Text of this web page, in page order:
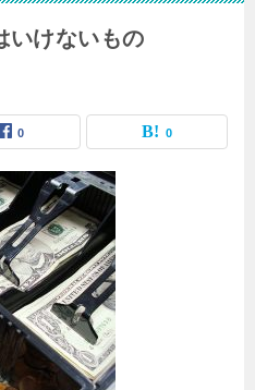
いけないもの
0 0